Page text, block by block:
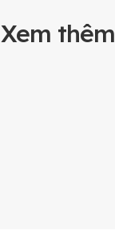
Xem thêm